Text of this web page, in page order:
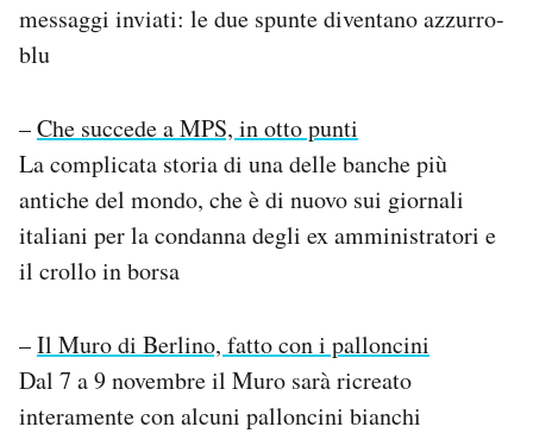
messaggi inviati: le due spunte diventano azzurro-
blu
–Che succede a MPS, in otto punti
La complicata storia di una delle banche più
antiche del mondo, che è di nuovo sui giornali
italiani per la condanna degli ex amministratori e
il crollo in borsa
–Il Muro di Berlino, fatto con i palloncini
Dal 7 a 9 novembre il Muro sarà ricreato
interamente con alcuni palloncini bianchi